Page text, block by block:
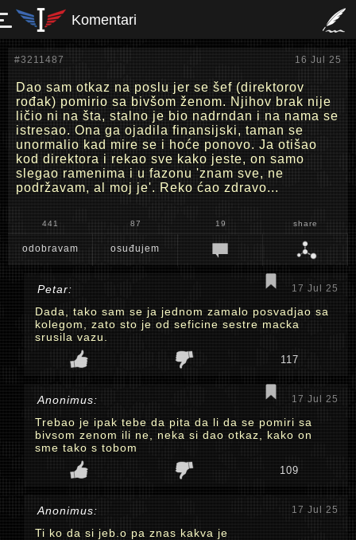
Komentari
#3211487 16 Jul 25
Dao sam otkaz na poslu jer se šef (direktorov
rođak) pomirio sa bivšom ženom. Njihov brak nije
ličio ni na šta, stalno je bio nadrndan i na nama se
istresao. Ona ga ojadila finansijski, taman se
unormalio kad mire se i hoće ponovo. Ja otišao
kod direktora i rekao sve kako jeste, on samo
slegao ramenima i u fazonu 'znam sve, ne
podržavam, al moj je'. Reko ćao zdravo...
441 87 19 share
odobravam osuđujem
Petar: 17 Jul 25
Dada, tako sam se ja jednom zamalo posvadjao sa
kolegom, zato sto je od seficine sestre macka
srusila vazu.
117
Anonimus: 17 Jul 25
Trebao je ipak tebe da pita da li da se pomiri sa
bivsom zenom ili ne, neka si dao otkaz, kako on
sme tako s tobom
109
Anonimus: 17 Jul 25
Ti ko da si jeb.o pa znas kakva je